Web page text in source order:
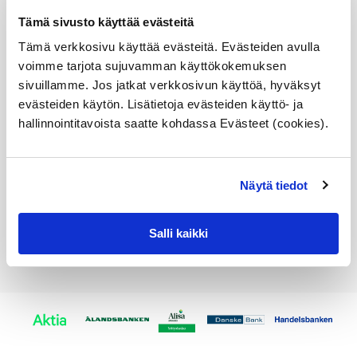
Tämä sivusto käyttää evästeitä
Tämä verkkosivu käyttää evästeitä. Evästeiden avulla
voimme tarjota sujuvamman käyttökokemuksen
sivuillamme. Jos jatkat verkkosivun käyttöä, hyväksyt
evästeiden käytön. Lisätietoja evästeiden käyttö- ja
hallinnointitavoista saatte kohdassa Evästeet (cookies).
Näytä tiedot
Salli kaikki
330xd,
EU3
EU4,
käsi
tai
automaattivaiheiset
mallit,
määrä
Sopii seuraaviin automalleihin
Vertailunumerot
Osan vertailunumerot:
11537788085